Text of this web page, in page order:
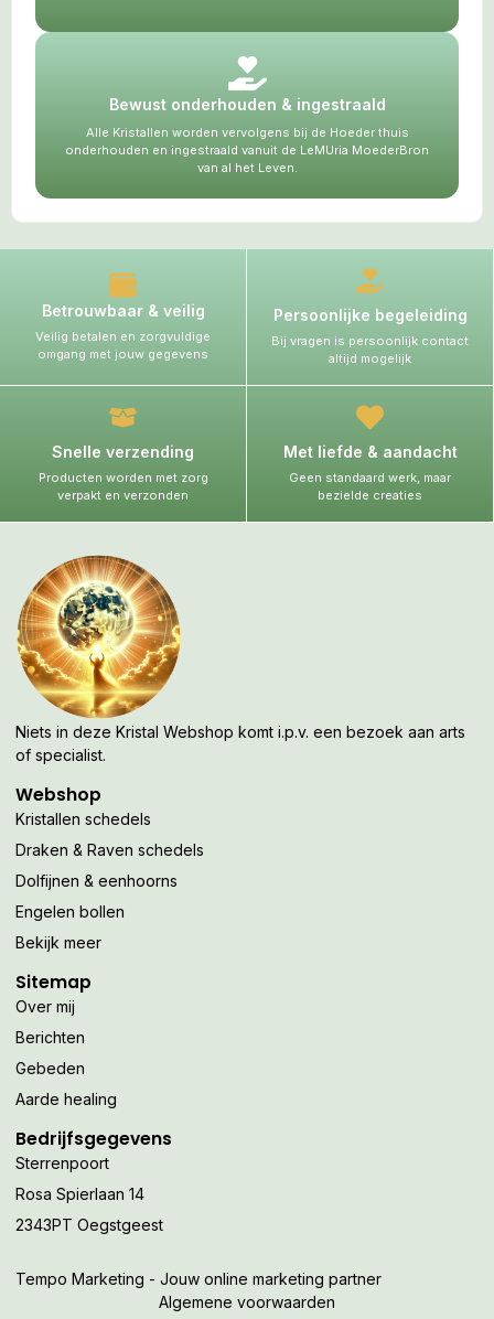
Bewust onderhouden & ingestraald
Alle Kristallen worden vervolgens bij de Hoeder thuis
onderhouden en ingestraald vanuit de LeMUria MoederBron
van al het Leven.
Betrouwbaar & veilig
Veilig betalen en zorgvuldige
omgang met jouw gegevens
Persoonlijke begeleiding
Bij vragen is persoonlijk contact
altijd mogelijk
Snelle verzending
Producten worden met zorg
verpakt en verzonden
Met liefde & aandacht
Geen standaard werk, maar
bezielde creaties
Niets in deze Kristal Webshop komt i.p.v. een bezoek aan arts
of specialist.
Webshop
Kristallen schedels
Draken & Raven schedels
Dolfijnen & eenhoorns
Engelen bollen
Bekijk meer
Sitemap
Over mij
Berichten
Gebeden
Aarde healing
Bedrijfsgegevens
Sterrenpoort
Rosa Spierlaan 14
2343PT Oegstgeest
Tempo Marketing - Jouw online marketing partner
Algemene voorwaarden